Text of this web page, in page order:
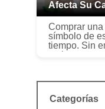
Afecta Su
Comprar
símbolo de
tiempo. Sin
en las
dueño de
Categorías